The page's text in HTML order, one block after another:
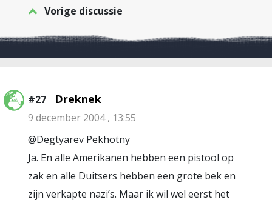
Vorige discussie
#27 Dreknek
9 december 2004 , 13:55
@Degtyarev Pekhotny
Ja. En alle Amerikanen hebben een pistool op
zak en alle Duitsers hebben een grote bek en
zijn verkapte nazi’s. Maar ik wil wel eerst het